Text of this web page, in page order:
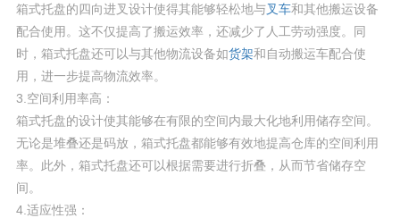
箱式托盘的四向进叉设计使得其能够轻松地与叉车和其他搬运设备
配合使用。这不仅提高了搬运效率，还减少了人工劳动强度。同
时，箱式托盘还可以与其他物流设备如货架和自动搬运车配合使
用，进一步提高物流效率。
3.空间利用率高：
箱式托盘的设计使其能够在有限的空间内最大化地利用储存空间。
无论是堆叠还是码放，箱式托盘都能够有效地提高仓库的空间利用
率。此外，箱式托盘还可以根据需要进行折叠，从而节省储存空
间。
4.适应性强：